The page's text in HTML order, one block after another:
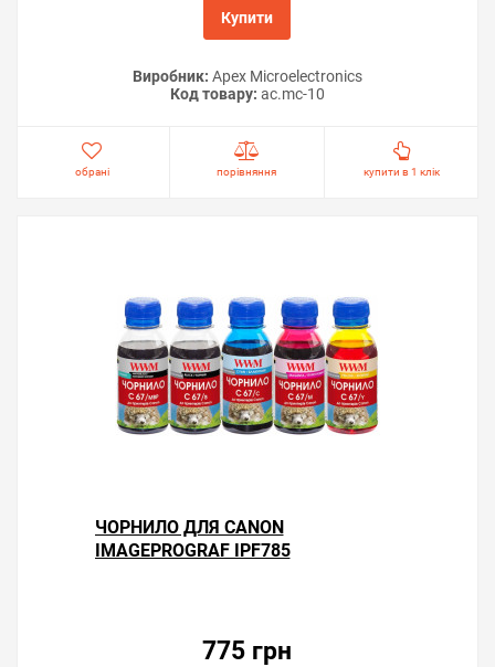
Купити
Виробник: Apex Microelectronics
Код товару: ac.mc-10
обрані порівняння купити в 1 клік
ЧОРНИЛО ДЛЯ CANON
IMAGEPROGRAF IPF785
775 грн